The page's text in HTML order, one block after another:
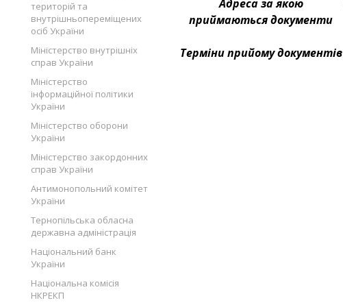
територій та
внутрішньопереміщених
осіб України
Міністерство внутрішніх
справ України
Міністерство
інформаційної політики
України
Міністерство оборони
України
Міністерство закордонних
справ України
Антимонопольний комітет
України
Тернопільська обласна
державна адміністрація
Національний банк
України
Національна комісія
НКРЕКП
Адреса за якою
приймаються документи
Терміни прийому документів